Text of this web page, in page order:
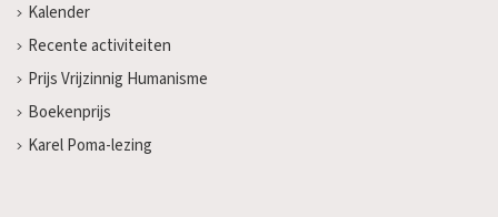
Kalender
Recente activiteiten
Prijs Vrijzinnig Humanisme
Boekenprijs
Karel Poma-lezing